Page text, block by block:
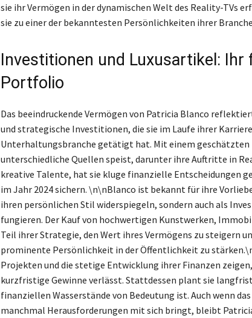
sie ihr Vermögen in der dynamischen Welt des Reality-TVs
sie zu einer der bekanntesten Persönlichkeiten ihrer
Investitionen und Luxusartikel: Ihr
Portfolio
Das beeindruckende Vermögen von Patricia Blanco
und strategische Investitionen, die sie im Laufe ihrer
Unterhaltungsbranche getätigt hat. Mit einem geschätzten
unterschiedliche Quellen speist, darunter ihre Auftritte in
kreative Talente, hat sie kluge finanzielle Entscheidungen
im Jahr 2024 sichern. \n\nBlanco ist bekannt für ihre
ihren persönlichen Stil widerspiegeln, sondern auch als
fungieren. Der Kauf von hochwertigen Kunstwerken,
Teil ihrer Strategie, den Wert ihres Vermögens zu steigern
prominente Persönlichkeit in der Öffentlichkeit zu
Projekten und die stetige Entwicklung ihrer Finanzen
kurzfristige Gewinne verlässt. Stattdessen plant sie
finanziellen Wasserstände von Bedeutung ist. Auch wenn
manchmal Herausforderungen mit sich bringt, bleibt